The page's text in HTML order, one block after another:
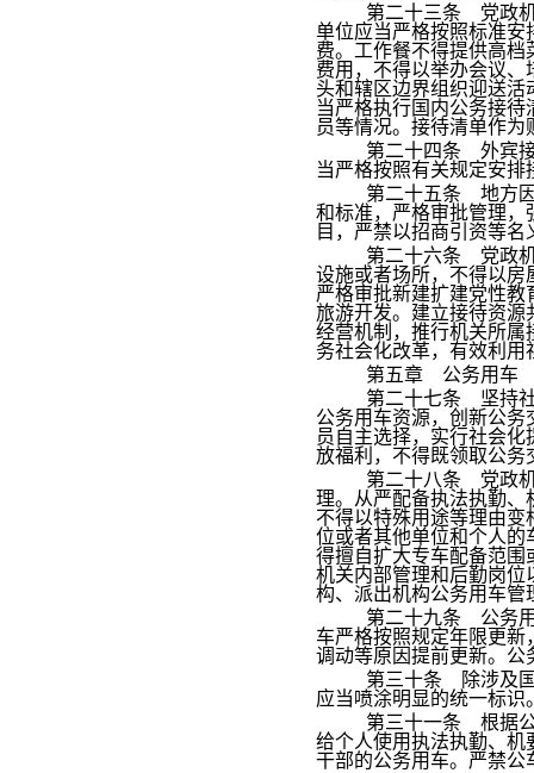
第二十三条 党政
单位应当严格按照标准安
费。工作餐不得提供高
费用，不得以举办会议
头和辖区边界组织迎送
当严格执行国内公务接
员等情况。接待清单作
第二十四条 外宾
当严格按照有关规定安
第二十五条 地方
和标准，严格审批管理，
目，严禁以招商引资等
第二十六条 党政
设施或者场所，不得以房
严格审批新建扩建党性
旅游开发。建立接待资源
经营机制，推行机关所属
务社会化改革，有效利
第五章 公务用车
第二十七条 坚持
公务用车资源，创新公
员自主选择，实行社会
放福利，不得既领取公务
第二十八条 党政
理。从严配备执法执勤、
不得以特殊用途等理由
位或者其他单位和个人的
得擅自扩大专车配备范围
机关内部管理和后勤岗位
构、派出机构公务用车管
第二十九条 公务
车严格按照规定年限更
调动等原因提前更新。公
第三十条 除涉及
应当喷涂明显的统一标识
第三十一条 根据
给个人使用执法执勤、机
干部的公务用车。严禁公